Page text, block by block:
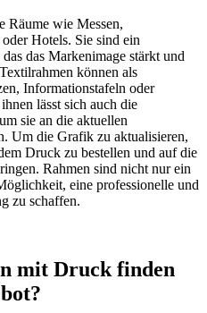
Räume wie Messen,
Hotels. Sie sind ein
das Markenimage stärkt und
können als
Informationstafeln oder
lässt sich auch die
sie an die aktuellen
Um die Grafik zu aktualisieren,
Druck zu bestellen und auf die
Rahmen sind nicht nur ein
eine professionelle und
zu schaffen.
mit Druck finden